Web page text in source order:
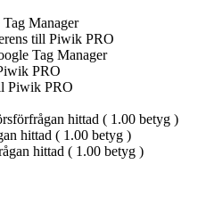
Manager
till Piwik PRO
Tag Manager
PRO
Piwik PRO
hittad ( 1.00 betyg )
hittad ( 1.00 betyg )
hittad ( 1.00 betyg )